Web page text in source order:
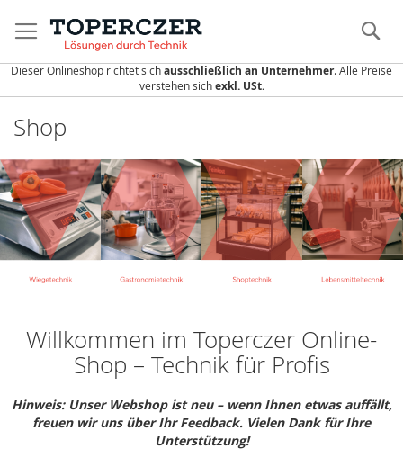
zum
Inhalt
Dieser Onlineshop richtet sichausschließlich an Unternehmer. Alle Preise
verstehen sichexkl. USt.
Shop
Willkommen im Toperczer Online-
Shop – Technik für Profis
Hinweis: Unser Webshop ist neu – wenn Ihnen etwas auffällt,
freuen wir uns über Ihr Feedback. Vielen Dank für Ihre
Unterstützung!